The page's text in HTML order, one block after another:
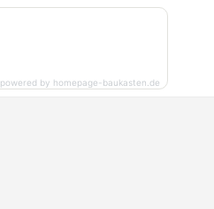
powered by homepage-baukasten.de